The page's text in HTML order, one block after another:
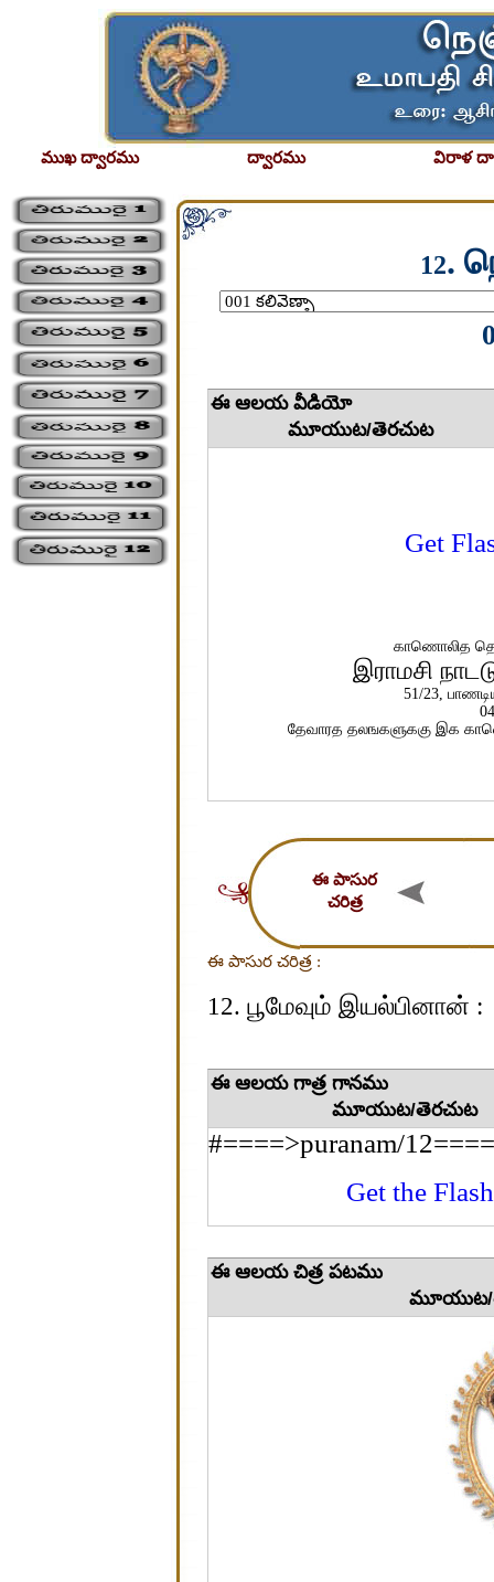
ముఖ ద్వారము ద్వారము విరాళ
12.
ఈ
మూయుట/తెరచుట
Get
காணொலித
இராமசி
51/23,
தேவாரத தலஙகளுககு இக
ఈ పాసుర
చరిత్ర
ఈ పాసుర చరిత్ర :
12. பூமேவும் இயல்பினான் :
ఈ ఆలయ
మూయుట/తెరచుట
#====>puranam/
Get the
ఈ ఆలయ
మూయుట/